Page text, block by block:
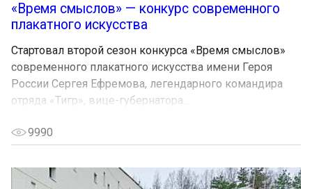
«Время смыслов» — конкурс современного
плакатного искусства
Стартовал второй сезон конкурса «Время смыслов»
современного плакатного искусства имени Героя
России Сергея Ефремова, легендарного командира
отряда «Тигр», вице-губернатора...
9990